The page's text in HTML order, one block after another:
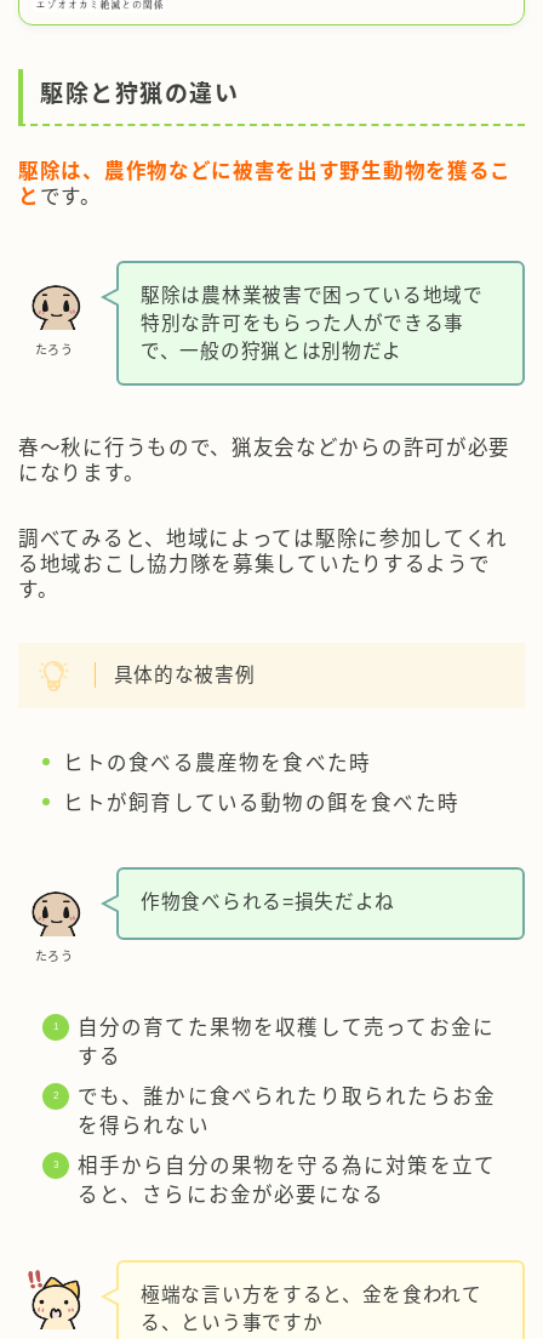
駆除と狩猟の違い
駆除は、農作物などに被害を出す野生動物を獲るこ
と です。
たろう
駆除は農林業被害で困っている地域で
特別な許可をもらった人ができる事
で、一般の狩猟とは別物だよ
春～秋に行うもので、猟友会などからの許可が必要
になります。
調べてみると、 地域によっては駆除に参加してくれ
る地域おこし協力隊を募集 していたりするようで
す。
具体的な被害例
ヒトの食べる農産物を食べた時
ヒトが飼育している動物の餌を食べた時
たろう
作物食べられる=損失だよね
自分の育てた果物を収穫して売ってお金に
する
でも、誰かに食べられたり取られたらお金
を得られない
相手から自分の果物を守る為に対策を立て
ると、さらにお金が必要になる
極端な言い方をすると、金を食われて
る、という事ですか